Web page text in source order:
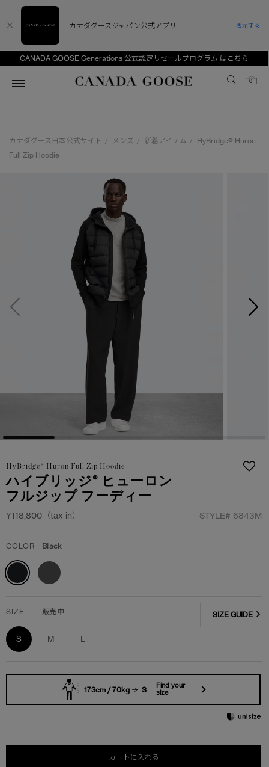
CANADA GOOSE Generations 公式認定リセールプログラム はこちら
Canada Goose
0
アンバサダー
スプリングコレクション
ベストセラー
FW26コレクション
サマー 26 コレクション
サマー 26 コレクションLOOK
日本限定モデル
スノーグース
メイドインジャパンTシャツ
アウターウェア
アクセサリー
フットウェア
コレクション
ベストセラー
FW26コレクション
サマー 26 コレクション
サマー 26 コレクションLOOK
日本限定モデル
スノーグース
メイドインジャパンTシャツ
アウターウェア
アクセサリー
フットウェア
コレクション
ベビー（0‐24ヵ月)
キッズ（2‐7歳)
ユース（6＋歳)
コレクション
CANADA GOOSE Generationsは、アウター
ウェアの下取り・再販を通じて、長く愛される製
品の価値を受け継いでいきます。
アーカイブの希少なピースもご覧いただけます。
詳しく見る
下取り申請
カナダグース日本公式サイト / メンズ / 新着アイテム /
HyBridge® Huron
Full Zip Hoodie
HyBridge® Huron Full Zip Hoodie
ハイブリッジ® ヒューロン
フルジップ フーディー
¥118,800（tax in） STYLE# 6843M
COLOR Black
SIZE 販売中
S M L
SIZE GUIDE
173cm / 70kg S
Find your
size
カートに入れる
カナダグースジャパン公式アプリ 表示する